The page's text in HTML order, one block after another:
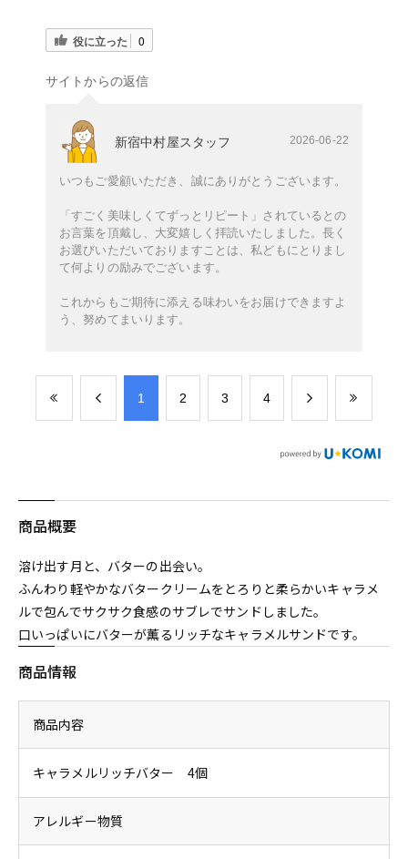
役に立った 0
サイトからの返信
新宿中村屋スタッフ 2026-06-22
いつもご愛顧いただき、誠にありがとうございます。
「すごく美味しくてずっとリピート」されているとの
お言葉を頂戴し、大変嬉しく拝読いたしました。長く
お選びいただいておりますことは、私どもにとりまし
て何よりの励みでございます。
これからもご期待に添える味わいをお届けできますよ
う、努めてまいります。
​1 ​2 ​3 ​4
商品概要
溶け出す月と、バターの出会い。
ふんわり軽やかなバタークリームをとろりと柔らかいキャラメ
ルで包んでサクサク食感のサブレでサンドしました。
口いっぱいにバターが薫るリッチなキャラメルサンドです。
商品情報
商品内容
キャラメルリッチバター 4個
アレルギー物質